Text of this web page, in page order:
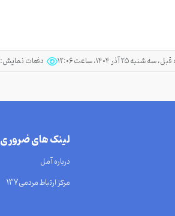
دفعات نمایش:
لینک های ضروری
درباره آمل
مرکز ارتباط مردمی137